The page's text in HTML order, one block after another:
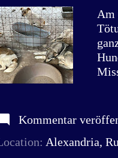
Am
der
Kommentar
Alexandria,